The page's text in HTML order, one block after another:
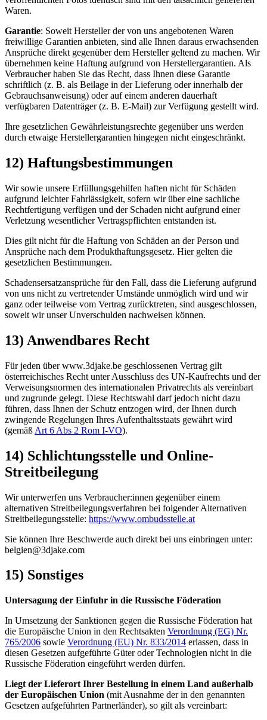
Waren.
Garantie: Soweit Hersteller der von uns angebotenen Waren
freiwillige Garantien anbieten, sind alle Ihnen daraus erwachsenden
Ansprüche direkt gegenüber dem Hersteller geltend zu machen. Wir
übernehmen keine Haftung aufgrund von Herstellergarantien. Als
Verbraucher haben Sie das Recht, dass Ihnen diese Garantie
schriftlich (z. B. als Beilage in der Lieferung oder innerhalb der
Gebrauchsanweisung) oder auf einem anderen dauerhaft
verfügbaren Datenträger (z. B. E-Mail) zur Verfügung gestellt wird.
Ihre gesetzlichen Gewährleistungsrechte gegenüber uns werden
durch etwaige Herstellergarantien hingegen nicht eingeschränkt.
12) Haftungsbestimmungen
Wir sowie unsere Erfüllungsgehilfen haften nicht für Schäden
aufgrund leichter Fahrlässigkeit, sofern wir über eine sachliche
Rechtfertigung verfügen und der Schaden nicht aufgrund einer
Verletzung wesentlicher Vertragspflichten entstanden ist.
Dies gilt nicht für die Haftung von Schäden an der Person und
Ansprüche nach dem Produkthaftungsgesetz. Hier gelten die
gesetzlichen Bestimmungen.
Schadensersatzansprüche für den Fall, dass die Lieferung aufgrund
von uns nicht zu vertretender Umstände unmöglich wird und wir
ganz oder teilweise vom Vertrag zurücktreten, sind ausgeschlossen,
soweit wir unser Unverschulden nachweisen können.
13) Anwendbares Recht
Für jeden über www.3djake.be geschlossenen Vertrag gilt
österreichisches Recht unter Ausschluss des UN-Kaufrechts und der
Verweisungsnormen des internationalen Privatrechts als vereinbart
und zugrunde gelegt. Diese Rechtswahl darf jedoch nicht dazu
führen, dass Ihnen der Schutz entzogen wird, der Ihnen durch
zwingende Regelungen Ihres Aufenthaltsstaats gewährt wird
(gemäß Art 6 Abs 2 Rom I-VO).
14) Schlichtungsstelle und Online-
Streitbeilegung
Wir unterwerfen uns Verbraucher:innen gegenüber einem
alternativen Streitbeilegungsverfahren bei folgender Alternativen
Streitbeilegungsstelle: https://www.ombudsstelle.at
Sie können Ihre Beschwerde auch direkt bei uns einbringen unter:
belgien@3djake.com
15) Sonstiges
Untersagung der Einfuhr in die Russische Föderation
In Umsetzung der Sanktionen gegen die Russische Föderation hat
die Europäische Union in den Rechtsakten Verordnung (EG) Nr.
765/2006 sowie Verordnung (EU) Nr. 833/2014 erlassen, dass in
diesen Gesetzen aufgeführte Güter oder Technologien nicht in die
Russische Föderation eingeführt werden dürfen.
Liegt der Lieferort Ihrer Bestellung in einem Land außerhalb
der Europäischen Union (mit Ausnahme der in den genannten
Gesetzen aufgeführten Partnerländer), so gilt als vereinbart: